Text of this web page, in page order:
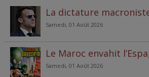
La dictature
Samedi, 01 Août 2026
Le Maroc envahit
Samedi, 01 Août 2026